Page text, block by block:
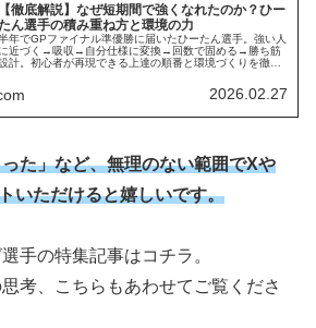
【徹底解説】なぜ短期間で強くなれたのか？ひー
ん選手の積み重ね方と環境の力
年でGPファイナル準優勝に届いたひーたん選手。強い人
に近づく→吸収→自分仕様に変換→回数で固める→勝ち筋
計。初心者が再現できる上達の順番と環境づくりを徹底
2026.02.27
た」など、無理のない範囲でXや
いただけると嬉しいです。
手の特集記事はコチラ。
考、こちらもあわせてご覧くださ